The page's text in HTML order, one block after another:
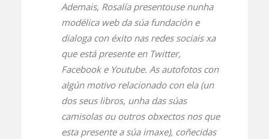
Ademais, Rosalía presentouse nunha
modélica web da súa fundación e
dialoga con éxito nas redes sociais xa
que está presente en Twitter,
Facebook e Youtube. As autofotos con
algún motivo relacionado con ela (un
dos seus libros, unha das súas
camisolas ou outros obxectos nos que
esta presente a súa imaxe), coñecidas